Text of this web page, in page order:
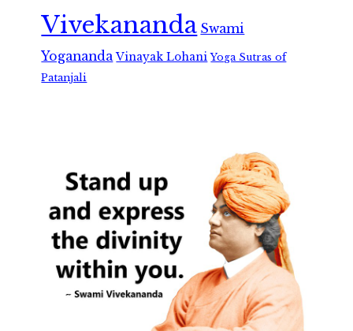
Vivekananda Swami
Yogananda Vinayak Lohani Yoga Sutras of
Patanjali